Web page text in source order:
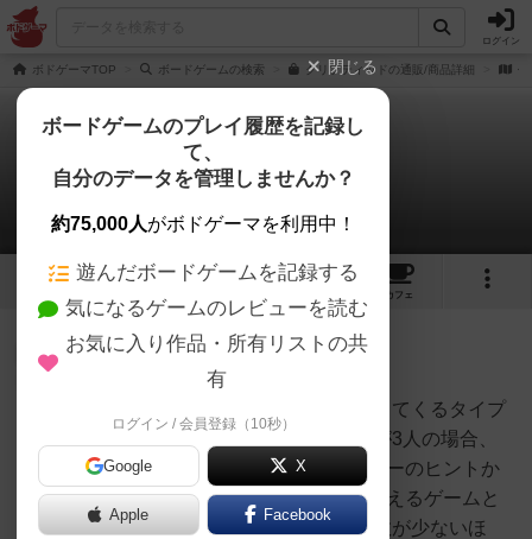
ログイン
ボドゲーマTOP ボードゲームの検索 クリプティッドの通販/商品詳細 作
クリプティッド
2件の戦略やコツ
13 5 60
カフェ
1039名 充実
このゲームは、手番が順番に回ってくるタイプ
の推理ゲームです。プレイヤーが3人の場合、
自分のヒントかつ、Aのプレイヤーのヒントか
つ、Bのプレイヤーのヒントを考えるゲームと
なります。このゲームでは、人数が少ないほ
カフェプラス
閉じる
ボードゲームのプレイ履歴を記録し
て、
自分のデータを管理しませんか？
約75,000人がボドゲーマを利用中！
遊んだボードゲームを記録する
気になるゲームのレビューを読む
お気に入り作品・所有リストの共
有
ログイン / 会員登録（10秒）
Google X
Apple Facebook